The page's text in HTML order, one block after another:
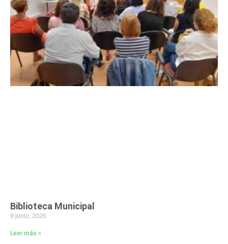
Biblioteca Municipal
9 junio, 2026
Leer más »